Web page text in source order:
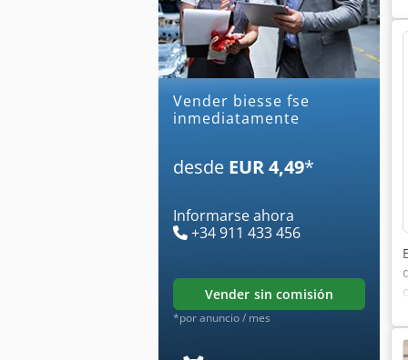
Vender biesse fse
inmediatamente
desde EUR 4,49*
Informarse ahora
+34 911 433 456
vender sin comisión
*por anuncio / mes